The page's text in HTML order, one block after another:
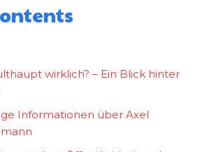
wirklich? – Ein Blick hinter
Informationen über Axel